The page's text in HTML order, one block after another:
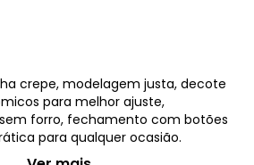
crepe, modelagem justa, decote
para melhor ajuste,
forro, fechamento com botões
para qualquer ocasião.